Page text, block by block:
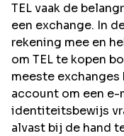
TELvaak de
een exchange. In
rekening mee en
om TELte kopen
meeste exchanges
account om een
identiteitsbewijs
alvast bij de hand